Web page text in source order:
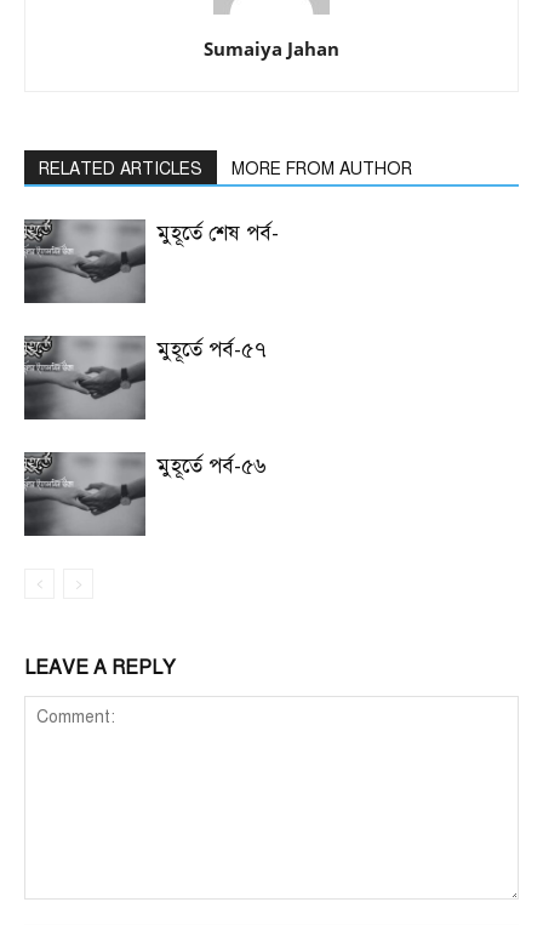
Sumaiya Jahan
RELATED ARTICLES MORE FROM AUTHOR
মুহূর্তে শেষ পর্ব-
মুহূর্তে পর্ব-৫৭
মুহূর্তে পর্ব-৫৬
LEAVE A REPLY